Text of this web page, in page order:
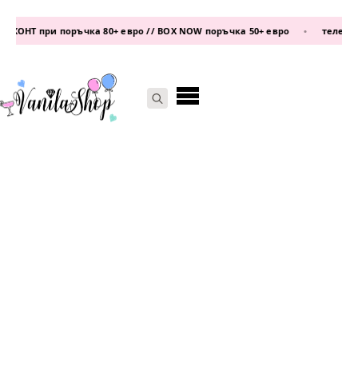
при поръчка 80+ евро // BOX NOW поръчка 50+ евро • телефон: